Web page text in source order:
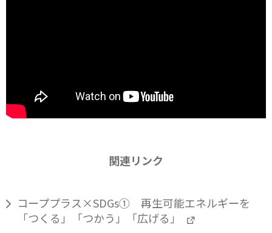
関連リンク
コーププラス×SDGs① 再生可能エネルギーを
「つくる」「つかう」「広げる」